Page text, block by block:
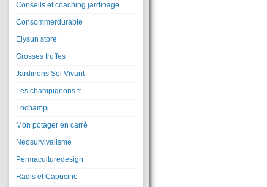
Conseils et coaching jardinage
Consommerdurable
Elysun store
Grosses truffes
Jardinons Sol Vivant
Les champignons.fr
Lochampi
Mon potager en carré
Neosurvivalisme
Permaculturedesign
Radis et Capucine